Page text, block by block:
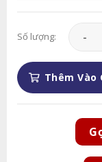
Số lượng: Giỏ
Thêm Vào